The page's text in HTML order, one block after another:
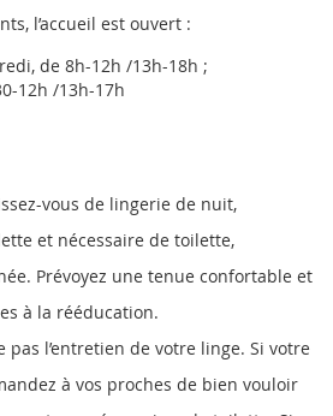
l’accueil est ouvert :
de 8h-12h /13h-18h ;
12h /13h-17h
vous de lingerie de nuit,
et nécessaire de toilette,
Prévoyez une tenue confortable et
à la rééducation.
pas l’entretien de votre linge. Si votre
à vos proches de bien vouloir